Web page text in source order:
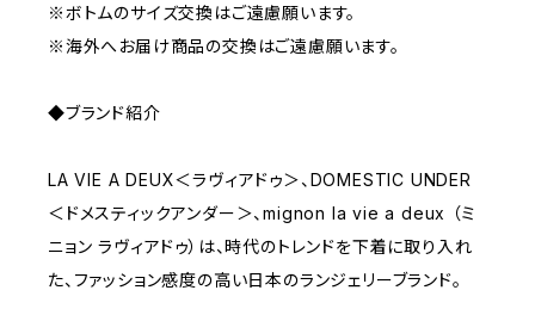
※ボトムのサイズ交換はご遠慮願います。
※海外へお届け商品の交換はご遠慮願います。
◆ブランド紹介
LA VIE A DEUX＜ラヴィアドゥ＞、DOMESTIC UNDER
＜ドメスティックアンダー＞、mignon la vie a deux （ミ
ニョン ラヴィアドゥ）は、時代のトレンドを下着に取り入れ
た、ファッション感度の高い日本のランジェリーブランド。